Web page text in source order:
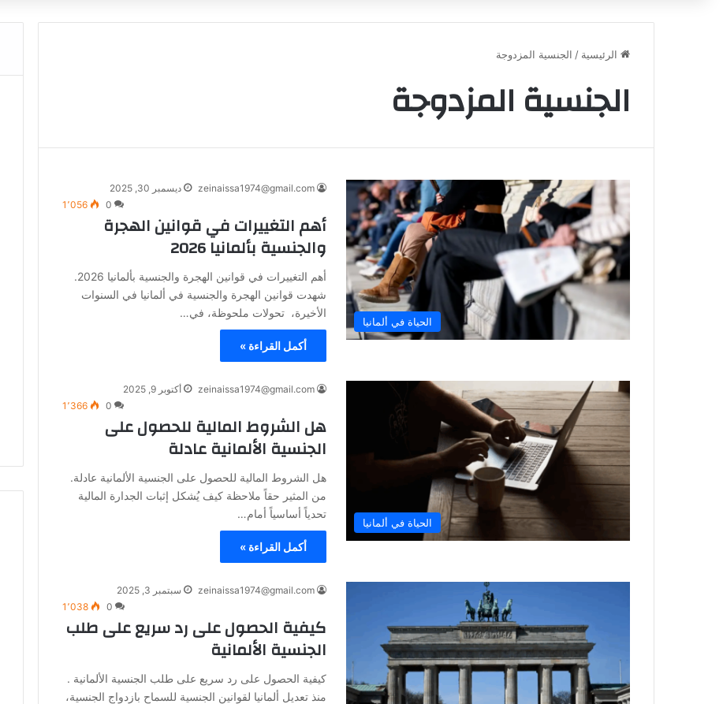
الرئيسية / الجنسية المزدوجة
الجنسية المزدوجة
الحياة في ألمانيا
zeinaissa1974@gmail.com
ديسمبر 30, 2025
0
1٬056
أهم التغييرات في قوانين الهجرة
والجنسية بألمانيا 2026
أهم التغييرات في قوانين الهجرة والجنسية بألمانيا 2026.
شهدت قوانين الهجرة والجنسية في ألمانيا في السنوات
الأخيرة، تحولات ملحوظة، في…
أكمل القراءة »
الحياة في ألمانيا
zeinaissa1974@gmail.com
أكتوبر 9, 2025
0
1٬366
هل الشروط المالية للحصول على
الجنسية الألمانية عادلة
هل الشروط المالية للحصول على الجنسية الألمانية عادلة.
من المثير حقاً ملاحظة كيف يُشكل إثبات الجدارة المالية
تحدياً أساسياً أمام…
أكمل القراءة »
zeinaissa1974@gmail.com
سبتمبر 3, 2025
0
1٬038
كيفية الحصول على رد سريع على طلب
الجنسية الألمانية
كيفية الحصول على رد سريع على طلب الجنسية الألمانية .
منذ تعديل ألمانيا لقوانين الجنسية للسماح بازدواج الجنسية،